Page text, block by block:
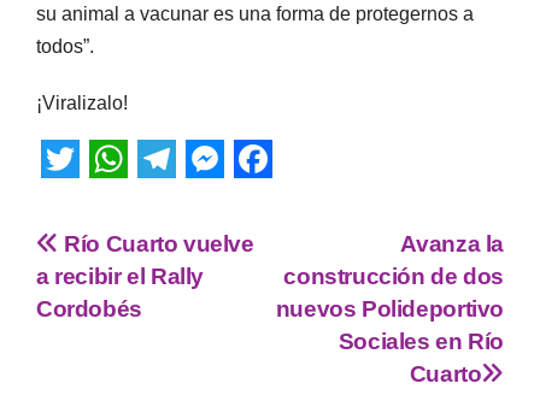
su animal a vacunar es una forma de protegernos a
todos”.
¡Viralizalo!
w
i
t
h
a
t
e
l
e
e
s
a
Avanza la
construcción de dos
nuevos Polideportivo
Sociales en Río
Cuarto
Río Cuarto vuelve
a recibir el Rally
Cordobés